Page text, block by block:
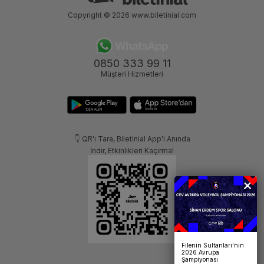
0850 333 99 11
Müşteri Hizmetleri
👇 QR'ı Tara, Biletinial App'i Anında
İndir, Etkinlikleri Kaçırma!
Copyright © 2026 www.biletinial.com
Filenin Sultanları’nın
2026 Avrupa
Şampiyonası